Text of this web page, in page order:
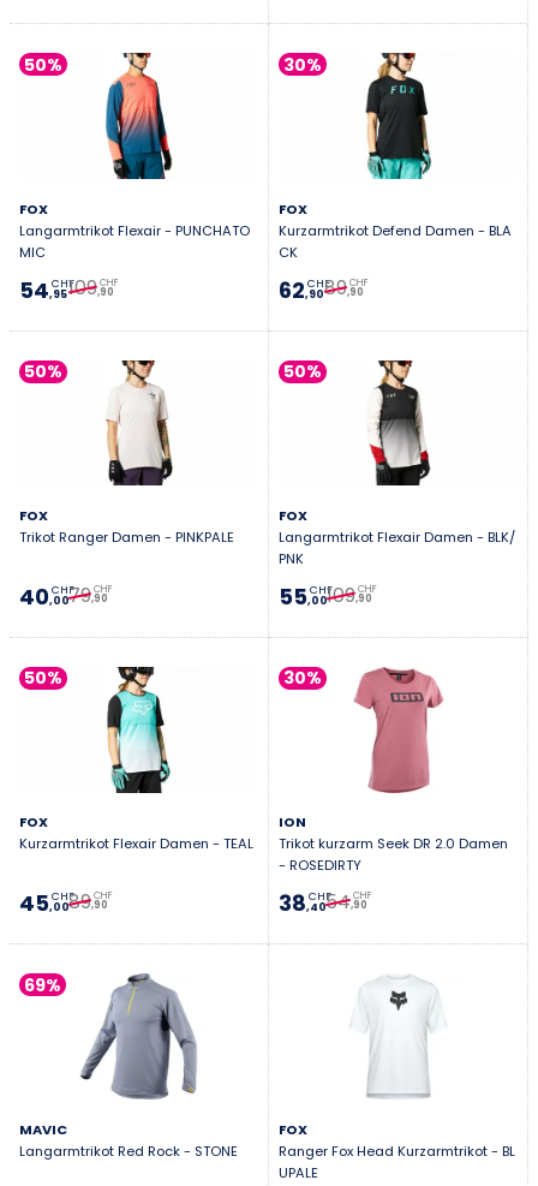
50%
FOX
Langarmtrikot Flexair - PUNCHATO
MIC
54,95
CHF109,90
CHF
30%
FOX
Kurzarmtrikot Defend Damen - BLA
CK
62,90
CHF89,90
CHF
50%
FOX
Trikot Ranger Damen - PINKPALE
40,00
CHF79,90
CHF
50%
FOX
Langarmtrikot Flexair Damen - BLK/
PNK
55,00
CHF109,90
CHF
50%
FOX
Kurzarmtrikot Flexair Damen - TEAL
45,00
CHF89,90
CHF
30%
ION
Trikot kurzarm Seek DR 2.0 Damen
- ROSEDIRTY
38,40
CHF54,90
CHF
69%
MAVIC
Langarmtrikot Red Rock - STONE
FOX
Ranger Fox Head Kurzarmtrikot - BL
UPALE